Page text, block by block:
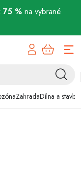
75 % na vybrané
ZahradaDílna a stavba